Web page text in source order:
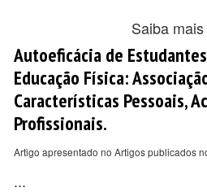
Saiba
Autoeficácia de
Educação Física:
Características Pessoais,
Profissionais.
Artigo apresentado no Artigos publicados
...